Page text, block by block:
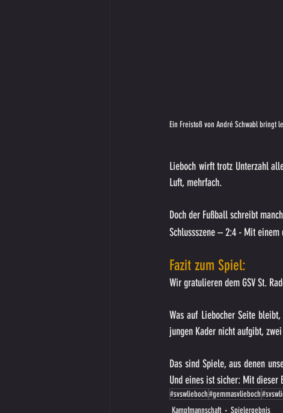
Ein Freistoß von André Schwabl bringt
Lieboch wirft trotz Unterzahl
Luft, mehrfach.
Doch der Fußball schreibt
Schlussszene – 2:4 - Mit einem
Fazit zum Spiel:
Wir gratulieren dem GSV St.
Was auf Liebocher Seite
jungen Kader nicht aufgibt,
Das sind Spiele, aus denen
Und eines ist sicher: Mit dieser
#svswlieboch#gemmasvlieboch
Kampfmannschaft
Spielergebnis